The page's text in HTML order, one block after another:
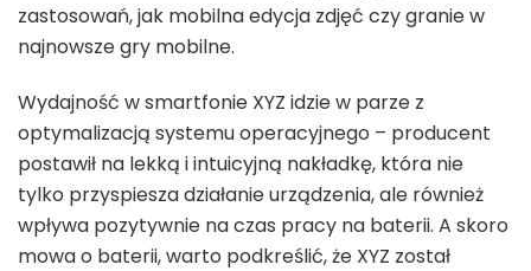
zastosowań, jak mobilna edycja zdjęć czy granie w
najnowsze gry mobilne.
Wydajność w smartfonie XYZ idzie w parze z
optymalizacją systemu operacyjnego – producent
postawił na lekką i intuicyjną nakładkę, która nie
tylko przyspiesza działanie urządzenia, ale również
wpływa pozytywnie na czas pracy na baterii. A skoro
mowa o baterii, warto podkreślić, że XYZ został